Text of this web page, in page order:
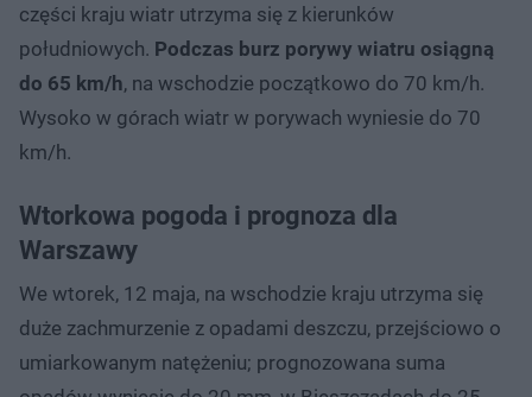
części kraju wiatr utrzyma się z kierunków
południowych. Podczas burz porywy wiatru osiągną
do 65 km/h, na wschodzie początkowo do 70 km/h.
Wysoko w górach wiatr w porywach wyniesie do 70
km/h.
Wtorkowa pogoda i prognoza dla
Warszawy
We wtorek, 12 maja, na wschodzie kraju utrzyma się
duże zachmurzenie z opadami deszczu, przejściowo o
umiarkowanym natężeniu; prognozowana suma